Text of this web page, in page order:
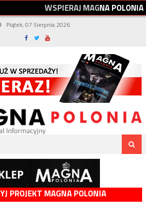
WSPIERAJMAGNAPOLONIA
Piątek, 07 Sierpnia 2026
PROJEKT MAGNA POLONIA